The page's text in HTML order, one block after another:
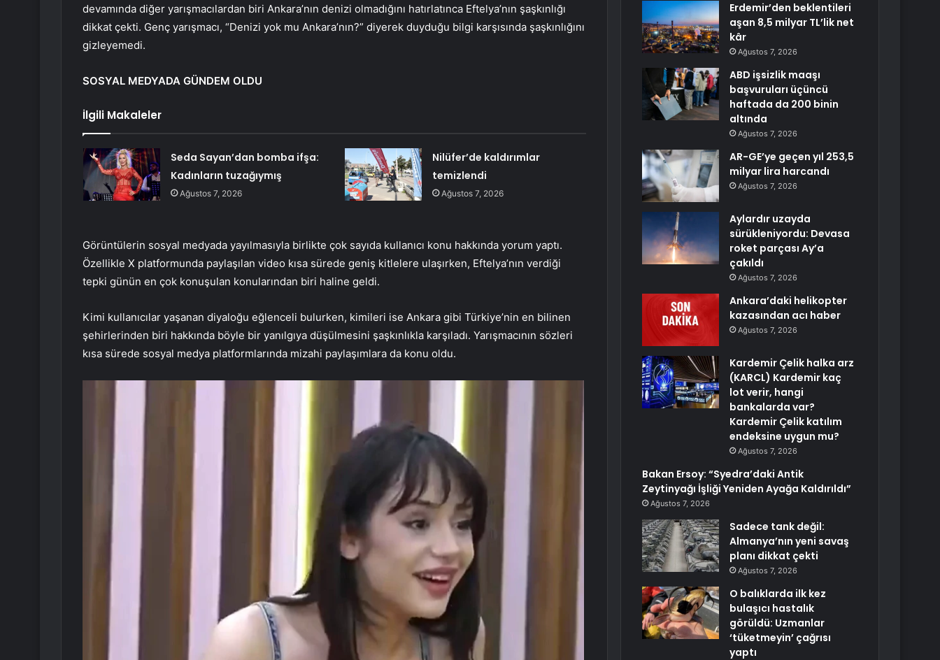
devamında diğer yarışmacılardan biri Ankara’nın denizi olmadığını hatırlatınca Eftelya’nın şaşkınlığı
dikkat çekti. Genç yarışmacı, “Denizi yok mu Ankara’nın?” diyerek duyduğu bilgi karşısında şaşkınlığını
gizleyemedi.
SOSYAL MEDYADA GÜNDEM OLDU
İlgili Makaleler
Seda Sayan’dan bomba ifşa:
Kadınların tuzağıymış
Ağustos 7, 2026
Nilüfer’de kaldırımlar
temizlendi
Ağustos 7, 2026
Görüntülerin sosyal medyada yayılmasıyla birlikte çok sayıda kullanıcı konu hakkında yorum yaptı.
Özellikle X platformunda paylaşılan video kısa sürede geniş kitlelere ulaşırken, Eftelya’nın verdiği
tepki günün en çok konuşulan konularından biri haline geldi.
Kimi kullanıcılar yaşanan diyaloğu eğlenceli bulurken, kimileri ise Ankara gibi Türkiye’nin en bilinen
şehirlerinden biri hakkında böyle bir yanılgıya düşülmesini şaşkınlıkla karşıladı. Yarışmacının sözleri
kısa sürede sosyal medya platformlarında mizahi paylaşımlara da konu oldu.
Erdemir’den beklentileri
aşan 8,5 milyar TL’lik net
kâr
Ağustos 7, 2026
ABD işsizlik maaşı
başvuruları üçüncü
haftada da 200 binin
altında
Ağustos 7, 2026
AR-GE’ye geçen yıl 253,5
milyar lira harcandı
Ağustos 7, 2026
Aylardır uzayda
sürükleniyordu: Devasa
roket parçası Ay’a
çakıldı
Ağustos 7, 2026
Ankara’daki helikopter
kazasından acı haber
Ağustos 7, 2026
Kardemir Çelik halka arz
(KARCL) Kardemir kaç
lot verir, hangi
bankalarda var?
Kardemir Çelik katılım
endeksine uygun mu?
Ağustos 7, 2026
Bakan Ersoy: “Syedra’daki Antik
Zeytinyağı İşliği Yeniden Ayağa Kaldırıldı”
Ağustos 7, 2026
Sadece tank değil:
Almanya’nın yeni savaş
planı dikkat çekti
Ağustos 7, 2026
O balıklarda ilk kez
bulaşıcı hastalık
görüldü: Uzmanlar
‘tüketmeyin’ çağrısı
yaptı